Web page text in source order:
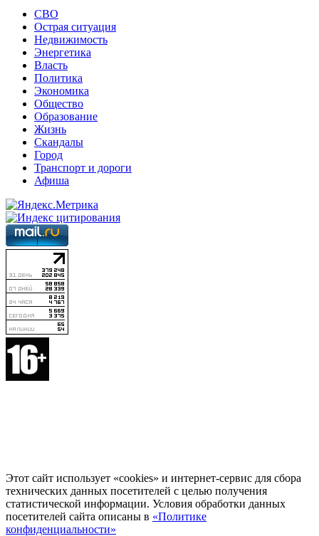
СВО
Острая ситуация
Недвижимость
Энергетика
Власть
Политика
Экономика
Общество
Образование
Жизнь
Скандалы
Город
Транспорт и дороги
Афиша
Этот сайт использует «cookies» и интернет-сервис для сбора
технических данных посетителей с целью получения
статистической информации. Условия обработки данных
посетителей сайта описаны в «Политике
конфиденциальности»